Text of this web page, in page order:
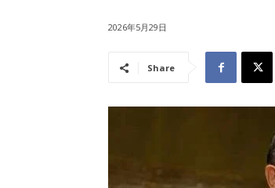
2026年5月29日
Share